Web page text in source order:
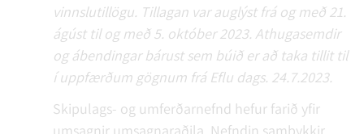
vinnslutillögu. Tillagan var auglýst frá og með 21.
ágúst til og með 5. október 2023. Athugasemdir
og ábendingar bárust sem búið er að taka tillit til
í uppfærðum gögnum frá Eflu dags. 24.7.2023.
Skipulags- og umferðarnefnd hefur farið yfir